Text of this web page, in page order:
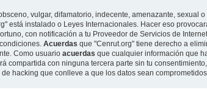
vulgar, difamatorio, indecente, amenazante, sexual
está instalado o Leyes Internacionales. Hacer eso
con notificación a tu Proveedor de Servicios de
Acuerdas que "Cenrut.org" tiene derecho a
Como usuario acuerdas que cualquier información que
compartida con ninguna tercera parte sin tu
hacking que conlleve a que los datos sean